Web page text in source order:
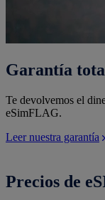
Garantía
Te devolvemos el
eSimFLAG.
Leer nuestra garantía
Precios de